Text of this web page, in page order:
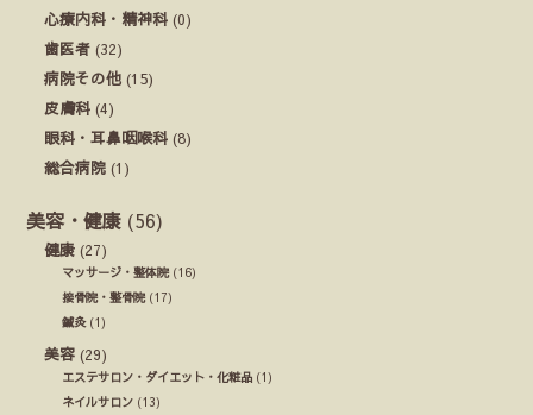
心療内科・精神科 (0)
歯医者 (32)
病院その他 (15)
皮膚科 (4)
眼科・耳鼻咽喉科 (8)
総合病院 (1)
美容・健康 (56)
健康 (27)
マッサージ・整体院(16)
接骨院・整骨院(17)
鍼灸(1)
美容 (29)
エステサロン・ダイエット・化粧品 (1)
ネイルサロン (13)